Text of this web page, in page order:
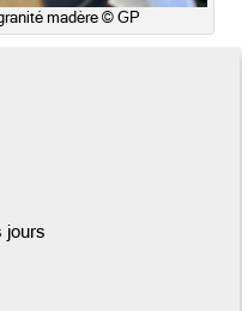
madère © GP
jours